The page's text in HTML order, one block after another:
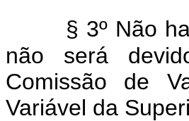
§ 3º Não
não será
Comissão de
Variável da